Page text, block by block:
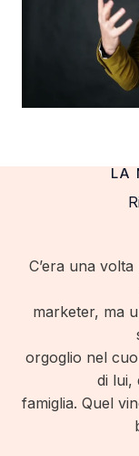
LA
C’era una
marketer, ma
orgoglio nel
di lui,
famiglia. Quel